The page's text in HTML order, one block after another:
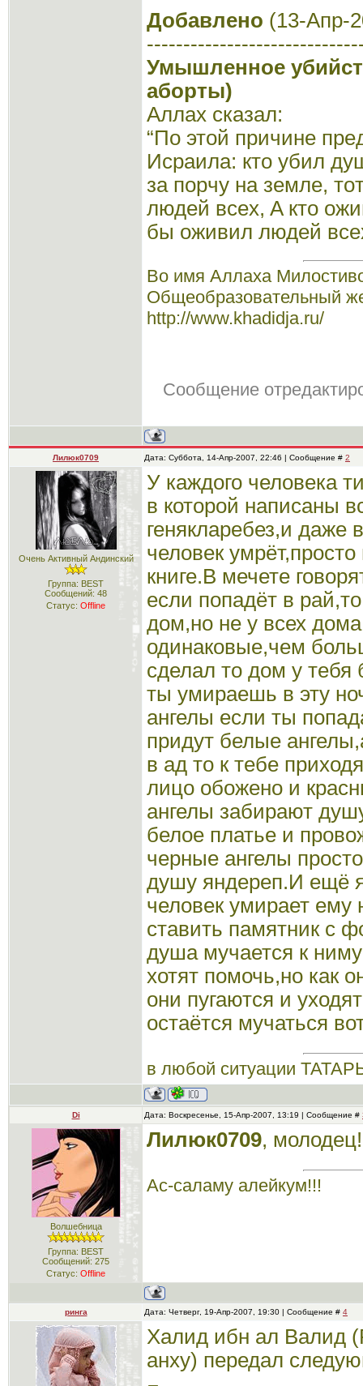
Добавлено (13-Апр-
Умышленное
аборты)
Аллах сказал:
“Пo этoй пpичинe
Иcpaилa: ктo yбил
зa пopчy нa зeмлe,
людeй вcex, A ктo
бы oживил людeй
Во имя Аллаха
Общеобразовательный
http://www.khadidja.ru/
Сообщение
Лилюк0709 Дата: Суббота, 14-Апр-2007, 22:46 | Сообщение # 2
Очень Активный Андинский
Группа: BEST
Сообщений: 48
Статус: Offline
У каждого человека
в которой написаны
генякларебез,и даже
человек
книге.В мечете
если попадёт в
дом,но не у всех
одинаковые,чем
сделал то дом у тебя
ты умираешь в эту
ангелы если ты
придут белые
в ад то к тебе
лицо обожено и
ангелы забирают
белое платье и
черные ангелы
душу яндереп.И ещё
человек умирает ему
ставить памятник с
душа мучается к
хотят помочь,но как
они пугаются и
остаётся мучаться
в любой ситуации
Di Дата: Воскресенье, 15-Апр-2007, 13:19 | Сообщение #
Волшебница
Группа: BEST
Сообщений: 275
Статус: Offline
Лилюк0709,
Ас-саламу алейкум!!!
ринга Дата: Четверг, 19-Апр-2007, 19:30 | Сообщение # 4
Халид ибн ал Валид
анху) передал